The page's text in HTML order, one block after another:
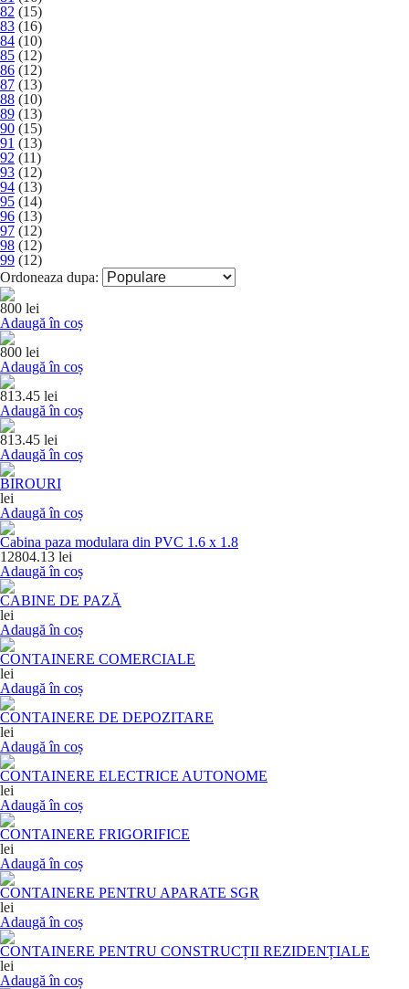
82 (15)
83 (16)
84 (10)
85 (12)
86 (12)
87 (13)
88 (10)
89 (13)
90 (15)
91 (13)
92 (11)
93 (12)
94 (13)
95 (14)
96 (13)
97 (12)
98 (12)
99 (12)
Ordoneaza dupa:
800 lei
Adaugă în coș
800 lei
Adaugă în coș
813.45 lei
Adaugă în coș
813.45 lei
Adaugă în coș
BIROURI
lei
Adaugă în coș
Cabina paza modulara din PVC 1.6 x 1.8
12804.13 lei
Adaugă în coș
CABINE DE PAZĂ
lei
Adaugă în coș
CONTAINERE COMERCIALE
lei
Adaugă în coș
CONTAINERE DE DEPOZITARE
lei
Adaugă în coș
CONTAINERE ELECTRICE AUTONOME
lei
Adaugă în coș
CONTAINERE FRIGORIFICE
lei
Adaugă în coș
CONTAINERE PENTRU APARATE SGR
lei
Adaugă în coș
CONTAINERE PENTRU CONSTRUCȚII REZIDENȚIALE
lei
Adaugă în coș